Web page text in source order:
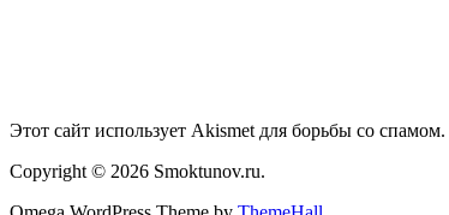
Этот сайт использует Akismet для борьбы со спамом.
Copyright © 2026 Smoktunov.ru.